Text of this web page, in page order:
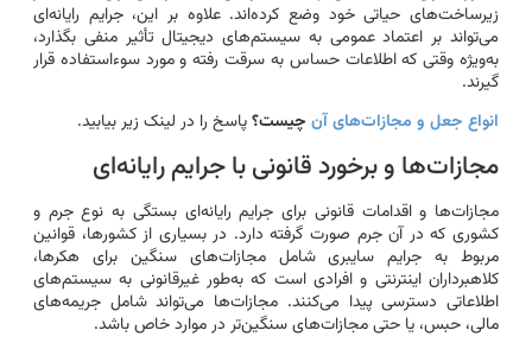
زیرساخت‌های حیاتی خود وضع کرده‌اند. علاوه بر این، جرایم رایانه‌ای
می‌تواند بر اعتماد عمومی به سیستم‌های دیجیتال تأثیر منفی بگذارد،
به‌ویژه وقتی که اطلاعات حساس به سرقت رفته و مورد سوءاستفاده قرار
گیرند.
انواع جعل و مجازات‌های آن چیست؟پاسخ را در لینک زیر بیابید.
مجازات‌ها و برخورد قانونی با جرایم رایانه‌ای
مجازات‌ها و اقدامات قانونی برای جرایم رایانه‌ای بستگی به نوع جرم و
کشوری که در آن جرم صورت گرفته دارد. در بسیاری از کشورها، قوانین
مربوط به جرایم سایبری شامل مجازات‌های سنگین برای هکرها،
کلاهبرداران اینترنتی و افرادی است که به‌طور غیرقانونی به سیستم‌های
اطلاعاتی دسترسی پیدا می‌کنند. مجازات‌ها می‌تواند شامل جریمه‌های
مالی، حبس، یا حتی مجازات‌های سنگین‌تر در موارد خاص باشد.